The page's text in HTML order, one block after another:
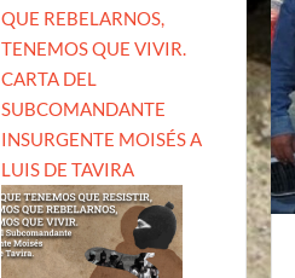
QUE REBELARNOS,
TENEMOS QUE VIVIR.
CARTA DEL
SUBCOMANDANTE
INSURGENTE MOISÉS A
LUIS DE TAVIRA